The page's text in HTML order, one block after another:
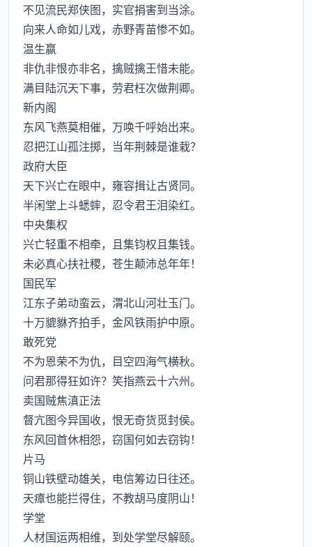
不见流民郑侠图，实官捐害到当涂。
向来人命如儿戏，赤野青苗惨不如。
温生嬴
非仇非恨亦非名，擒贼擒王惜未能。
满目陆沉天下事，劳君枉次做荆卿。
新内阁
东风飞燕莫相催，万唤千呼始出来。
忍把江山孤注掷，当年荆棘是谁栽？
政府大臣
天下兴亡在眼中，雍容揖让古贤同。
半闲堂上斗蟋蟀，忍令君王泪染红。
中央集权
兴亡轻重不相牵，且集钧权且集钱。
未必真心扶社稷，苍生颠沛总年年！
国民军
江东子弟动蛮云，渭北山河壮玉门。
十万貔貅齐拍手，金风铁雨护中原。
敢死党
不为恩荣不为仇，目空四海气横秋。
问君那得狂如许？笑指燕云十六州。
卖国贼焦滇正法
督亢图今异国收，恨无奇货觅封侯。
东风回首休相怨，窃国何如去窃钩！
片马
铜山铁壁动雄关，电信筹边日往还。
天瘴也能拦得住，不教胡马度阴山！
学堂
人材国运两相维，到处学堂尽解颐。